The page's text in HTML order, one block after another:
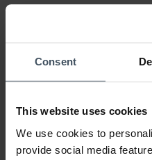
Consent
This website uses cookies
We use cookies to
provide social media
0%
...
DESIGN
PREIS-LEISTUNG